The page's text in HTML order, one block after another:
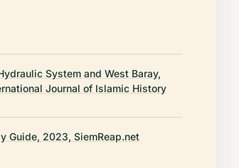
System and West Baray,
Journal of Islamic History
Guide, 2023, SiemReap.net